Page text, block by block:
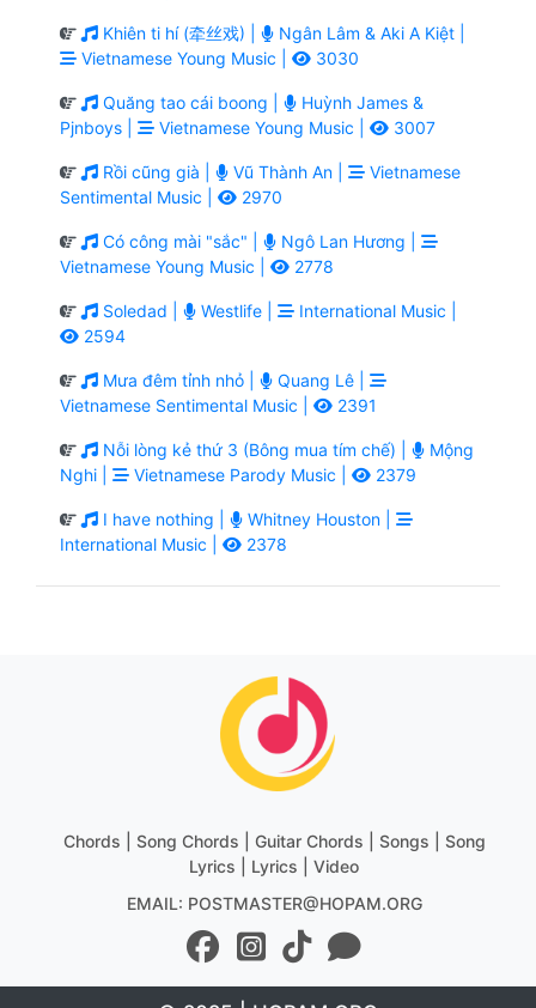
Khiên ti hí (牵丝戏) |
Ngân Lâm & Aki A Kiệt |
Vietnamese Young Music |
3030
Quăng tao cái boong |
Huỳnh James &
Pjnboys |
Vietnamese Young Music | 3007
Rồi cũng già | Vũ Thành An |
Vietnamese
Sentimental Music |
2970
Có công mài "sắc" |
Ngô Lan Hương |
Vietnamese Young Music |
2778
Soledad | Westlife |
International Music |
2594
Mưa đêm tỉnh nhỏ |
Quang Lê |
Vietnamese Sentimental Music |
2391
Nỗi lòng kẻ thứ 3 (Bông mua tím chế) |
Mộng
Nghi |
Vietnamese Parody Music | 2379
I have nothing |
Whitney Houston |
International Music |
2378
Chords | Song Chords | Guitar Chords | Songs | Song
Lyrics | Lyrics | Video
EMAIL: POSTMASTER@HOPAM.ORG